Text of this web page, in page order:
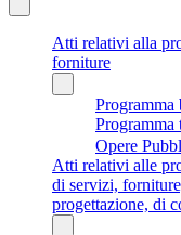
Atti relativi alla
forniture
Programma
Opere
Atti relativi alle
di servizi,
progettazione, di